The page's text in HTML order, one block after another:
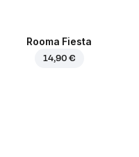
Rooma Fiesta
14,90 €